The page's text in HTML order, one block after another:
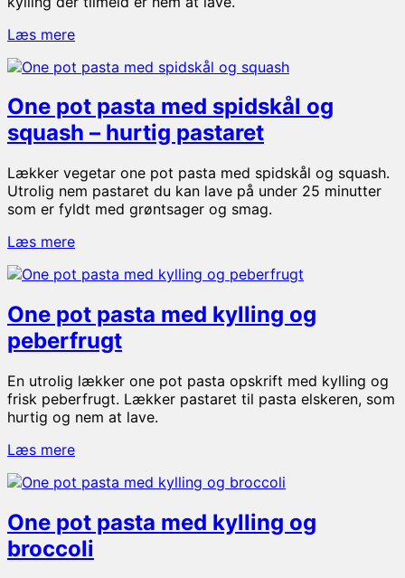
Læs merePaprikagryde
kylling
bacon
–
nem
lækker
opskrift
One pot pasta med spidskål og
squash – hurtig pastaret
Lækker vegetar one pot pasta med spidskål og squash.
Utrolig nem pastaret du kan lave på under 25 minutter
som er fyldt med grøntsager og smag.
Læs mereOne
pasta
spidskål
og
squash
hurtig
pastaret
One pot pasta med kylling og
peberfrugt
En utrolig lækker one pot pasta opskrift med kylling og
frisk peberfrugt. Lækker pastaret til pasta elskeren, som
hurtig og nem at lave.
Læs mereOne
pasta
kylling
og
peberfrugt
One pot pasta med kylling og
broccoli